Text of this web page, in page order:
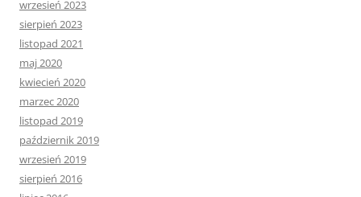
wrzesień 2023
sierpień 2023
listopad 2021
maj 2020
kwiecień 2020
marzec 2020
listopad 2019
październik 2019
wrzesień 2019
sierpień 2016